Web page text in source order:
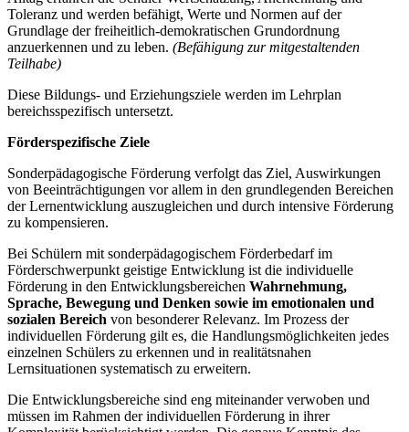
Toleranz und werden befähigt, Werte und Normen auf der
Grundlage der freiheitlich-demokratischen Grundordnung
anzuerkennen und zu leben. (Befähigung zur mitgestaltenden
Teilhabe)
Diese Bildungs- und Erziehungsziele werden im Lehrplan
bereichsspezifisch untersetzt.
Förderspezifische Ziele
Sonderpädagogische Förderung verfolgt das Ziel, Auswirkungen
von Beeinträchtigungen vor allem in den grundlegenden Bereichen
der Lernentwicklung auszugleichen und durch intensive Förderung
zu kompensieren.
Bei Schülern mit sonderpädagogischem Förderbedarf im
Förderschwerpunkt geistige Entwicklung ist die individuelle
Förderung in den Entwicklungsbereichen Wahrnehmung,
Sprache, Bewegung und Denken sowie im emotionalen und
sozialen Bereich von besonderer Relevanz. Im Prozess der
individuellen Förderung gilt es, die Handlungsmöglichkeiten jedes
einzelnen Schülers zu erkennen und in realitätsnahen
Lernsituationen systematisch zu erweitern.
Die Entwicklungsbereiche sind eng miteinander verwoben und
müssen im Rahmen der individuellen Förderung in ihrer